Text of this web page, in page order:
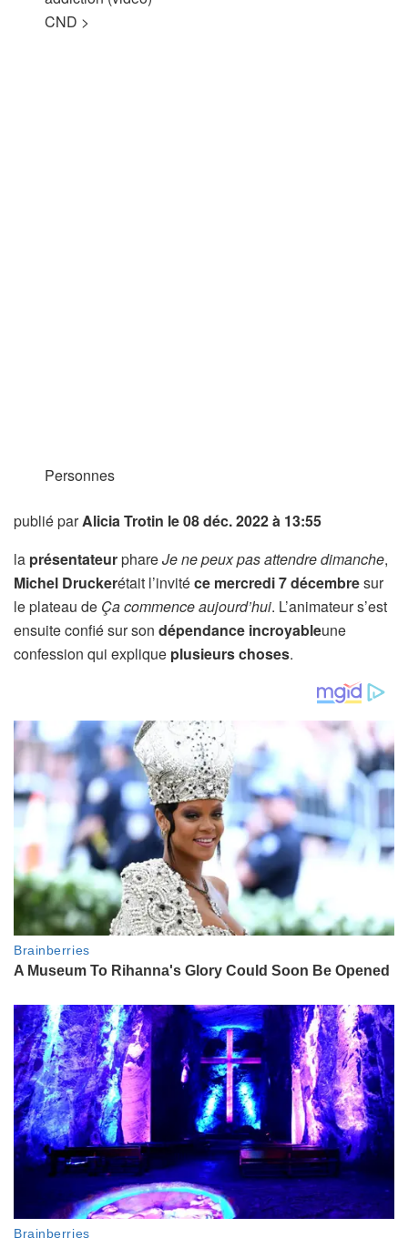
CND >
Personnes
publié parAlicia Trotin le 08 déc. 2022 à 13:55
la présentateurphareJe ne peux pas attendre dimanche,
Michel Druckerétait l’invitéce mercredi 7 décembresur
le plateau de Ça commence aujourd’hui. L’animateur s’est
ensuite confié sur son dépendance incroyableune
confession qui explique plusieurs choses.